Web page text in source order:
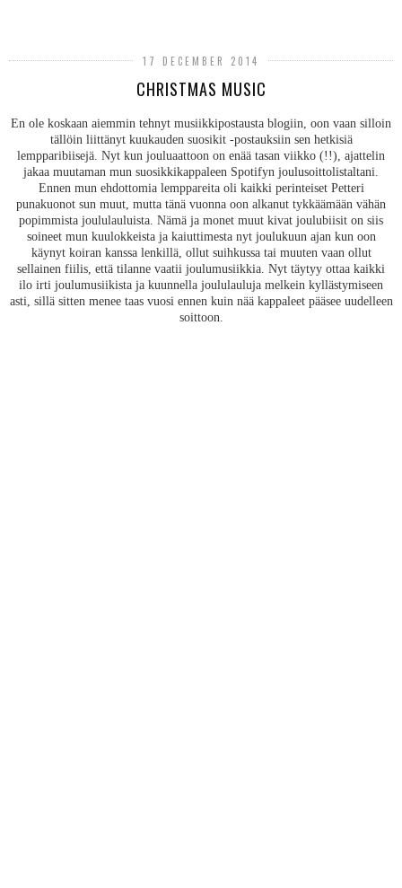
17 DECEMBER 2014
CHRISTMAS MUSIC
En ole koskaan aiemmin tehnyt musiikkipostausta blogiin, oon vaan silloin
tällöin liittänyt kuukauden suosikit -postauksiin sen hetkisiä
lempparibiisejä. Nyt kun jouluaattoon on enää tasan viikko (!!), ajattelin
jakaa muutaman mun suosikkikappaleen Spotifyn joulusoittolistaltani.
Ennen mun ehdottomia lemppareita oli kaikki perinteiset Petteri
punakuonot sun muut, mutta tänä vuonna oon alkanut tykkäämään vähän
popimmista joululauluista. Nämä ja monet muut kivat joulubiisit on siis
soineet mun kuulokkeista ja kaiuttimesta nyt joulukuun ajan kun oon
käynyt koiran kanssa lenkillä, ollut suihkussa tai muuten vaan ollut
sellainen fiilis, että tilanne vaatii joulumusiikkia. Nyt täytyy ottaa kaikki
ilo irti joulumusiikista ja kuunnella joululauluja melkein kyllästymiseen
asti, sillä sitten menee taas vuosi ennen kuin nää kappaleet pääsee uudelleen
soittoon.